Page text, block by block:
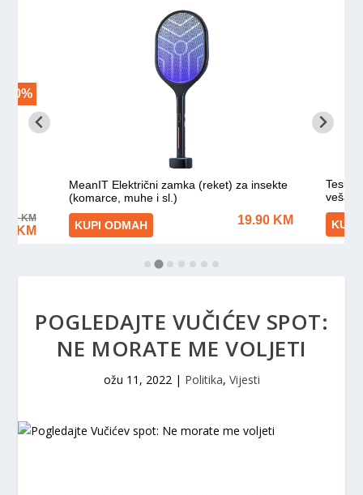
POGLEDAJTE VUČIĆEV SPOT:
NE MORATE ME VOLJETI
ožu 11, 2022| Politika, Vijesti